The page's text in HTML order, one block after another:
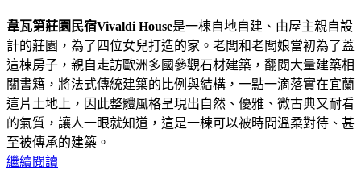
韋瓦第莊園民宿Vivaldi House是一棟自地自建、由屋主親自設
計的莊園，為了四位女兒打造的家。老闆和老闆娘當初為了蓋
這棟房子，親自走訪歐洲多國參觀石材建築，翻閱大量建築相
關書籍，將法式傳統建築的比例與結構，一點一滴落實在宜蘭
這片土地上，因此整體風格呈現出自然、優雅、微古典又耐看
的氣質，讓人一眼就知道，這是一棟可以被時間溫柔對待、甚
至被傳承的建築。
繼續閱讀